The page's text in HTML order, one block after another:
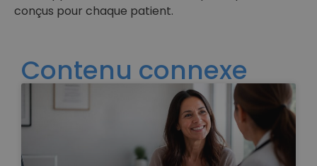
conçus pour chaque patient.
Contenu connexe